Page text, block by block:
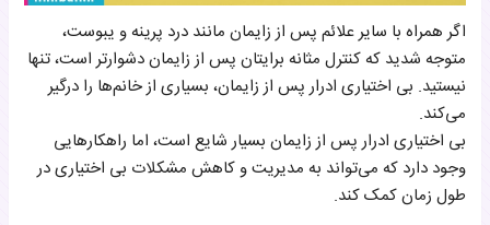
اگر همراه با سایر علائم پس از زایمان مانند درد پرینه و یبوست،
متوجه شدید که کنترل مثانه برایتان پس از زایمان دشوارتر است، تنها
نیستید. بی اختیاری ادرار پس از زایمان، بسیاری از خانم‌ها را درگیر
می‌کند.
بی اختیاری ادرار پس از زایمان بسیار شایع است، اما راهکارهایی
وجود دارد که می‌تواند به مدیریت و کاهش مشکلات بی اختیاری در
طول زمان کمک کند.